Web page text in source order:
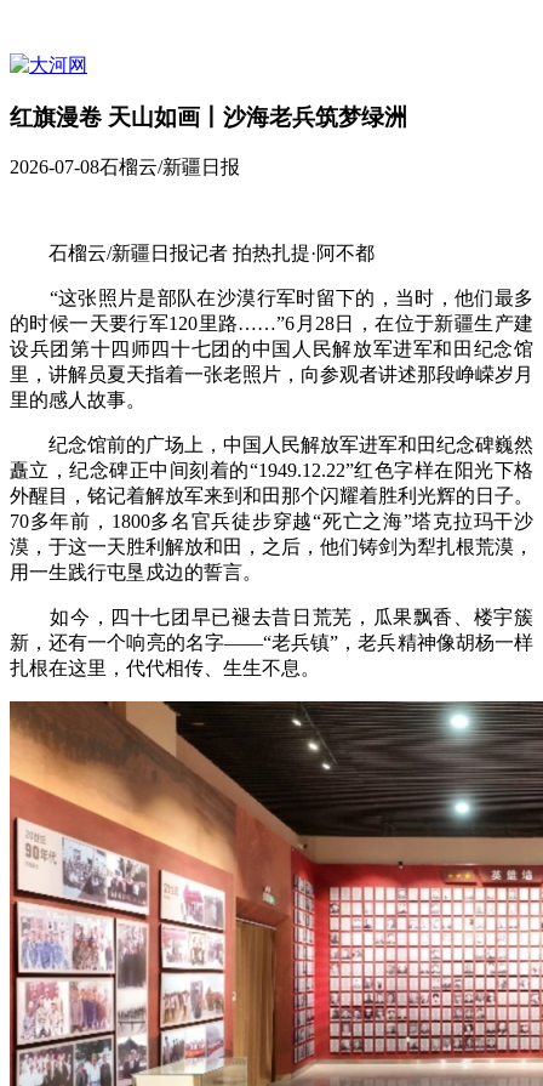
红旗漫卷 天山如画丨沙海老兵筑梦绿洲
2026-07-08石榴云/新疆日报
石榴云/新疆日报记者 拍热扎提·阿不都
“这张照片是部队在沙漠行军时留下的，当时，他们最多
的时候一天要行军120里路……”6月28日，在位于新疆生产建
设兵团第十四师四十七团的中国人民解放军进军和田纪念馆
里，讲解员夏天指着一张老照片，向参观者讲述那段峥嵘岁月
里的感人故事。
纪念馆前的广场上，中国人民解放军进军和田纪念碑巍然
矗立，纪念碑正中间刻着的“1949.12.22”红色字样在阳光下格
外醒目，铭记着解放军来到和田那个闪耀着胜利光辉的日子。
70多年前，1800多名官兵徒步穿越“死亡之海”塔克拉玛干沙
漠，于这一天胜利解放和田，之后，他们铸剑为犁扎根荒漠，
用一生践行屯垦戍边的誓言。
如今，四十七团早已褪去昔日荒芜，瓜果飘香、楼宇簇
新，还有一个响亮的名字——“老兵镇”，老兵精神像胡杨一样
扎根在这里，代代相传、生生不息。